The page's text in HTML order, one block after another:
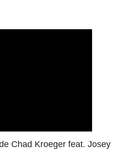
Chad Kroeger feat. Josey